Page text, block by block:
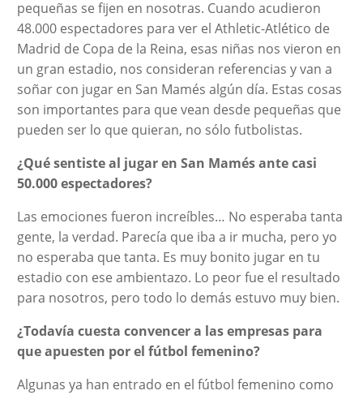
pequeñas se fijen en nosotras. Cuando acudieron
48.000 espectadores para ver el Athletic-Atlético de
Madrid de Copa de la Reina, esas niñas nos vieron en
un gran estadio, nos consideran referencias y van a
soñar con jugar en San Mamés algún día. Estas cosas
son importantes para que vean desde pequeñas que
pueden ser lo que quieran, no sólo futbolistas.
¿Qué sentiste al jugar en San Mamés ante casi
50.000 espectadores?
Las emociones fueron increíbles… No esperaba tanta
gente, la verdad. Parecía que iba a ir mucha, pero yo
no esperaba que tanta. Es muy bonito jugar en tu
estadio con ese ambientazo. Lo peor fue el resultado
para nosotros, pero todo lo demás estuvo muy bien.
¿Todavía cuesta convencer a las empresas para
que apuesten por el fútbol femenino?
Algunas ya han entrado en el fútbol femenino como